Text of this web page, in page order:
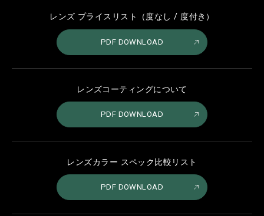
レンズ プライスリスト（度なし / 度付き）
PDF DOWNLOAD
レンズコーティングについて
PDF DOWNLOAD
レンズカラー スペック比較リスト
PDF DOWNLOAD